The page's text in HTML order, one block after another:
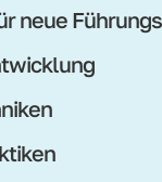
neue